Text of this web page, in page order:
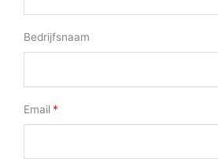
Bedrijfsnaam
Email